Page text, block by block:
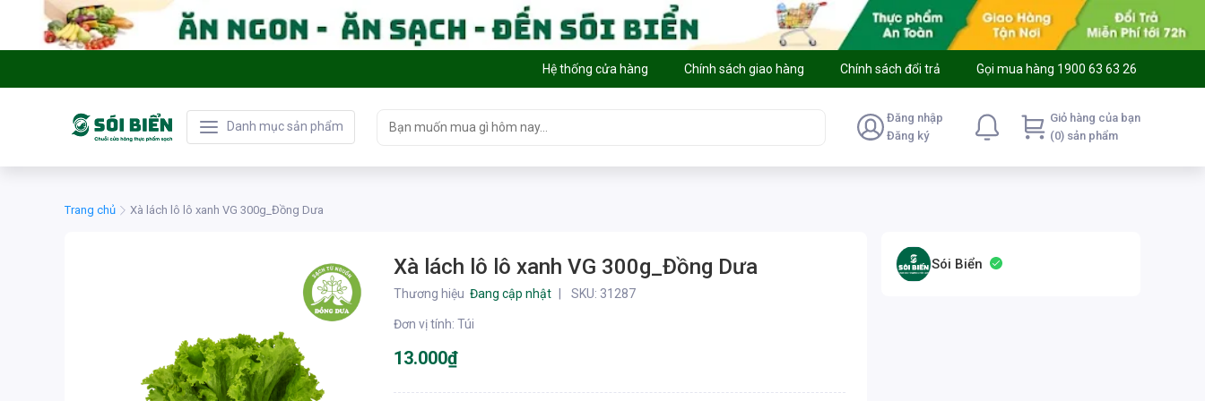
Hệ thống cửa hàng Chính sách giao hàng Chính sách đổi trả Gọi mua hàng 1900 63 63 26
Danh mục sản phẩm
Đăng nhập
Đăng ký
Giỏ hàng của bạn
(0) sản phẩm
Trang chủ Xà lách lô lô xanh VG 300g_Đồng Dưa
Xà lách lô lô xanh VG 300g_Đồng Dưa
Thương hiệu Đang cập nhật SKU: 31287
Đơn vị tính:Túi
13.000₫
Sói Biển